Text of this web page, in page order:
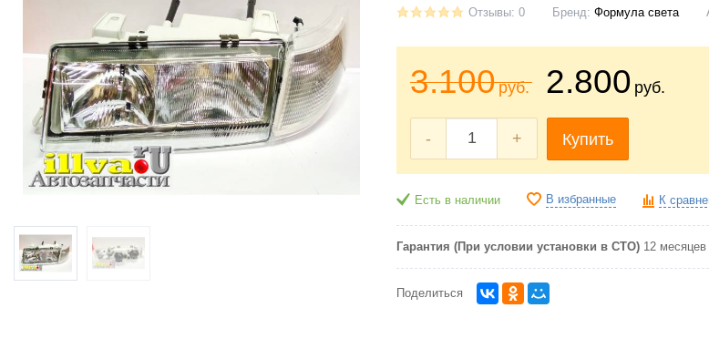
Отзывы: 0 Бренд: Формула света
3.100руб. 2.800 руб.
- + Купить
Есть в наличии В избранные К
Гарантия (При условии установки в СТО) 12 месяцев
Поделиться